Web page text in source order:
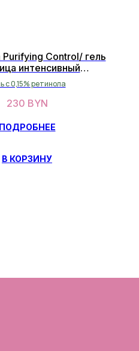
Control/ гель
интенсивный
30 мл
с 0,15% ретинола
230 BYN
ПОДРОБНЕЕ
В КОРЗИНУ